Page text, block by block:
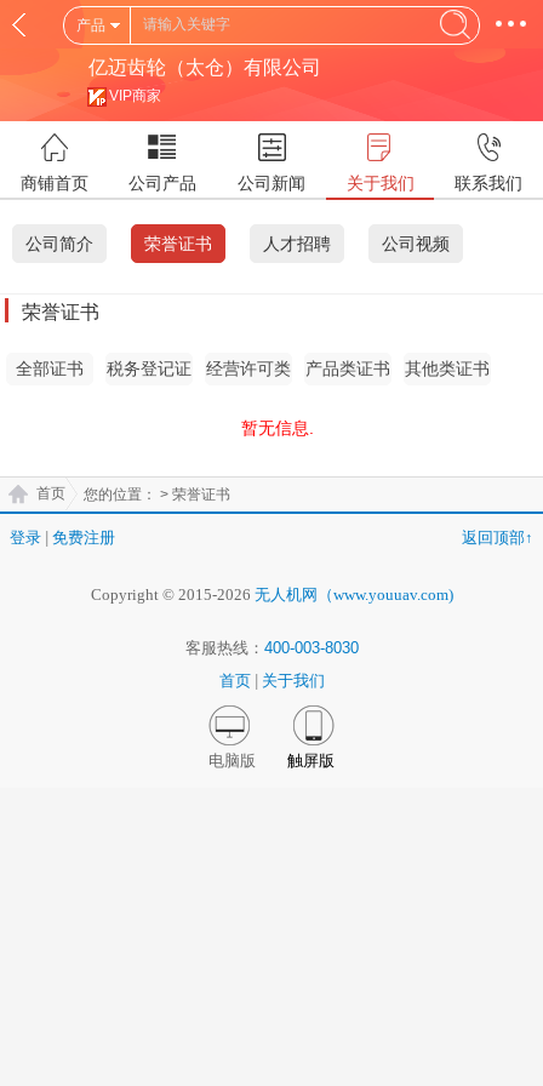
产品
亿迈齿轮（太仓）有限公司
VIP商家
商铺首页 公司产品 公司新闻 关于我们 联系我们
公司简介 荣誉证书 人才招聘 公司视频
荣誉证书
全部证书 税务登记证
经营许可类
产品类证书 其他类证书
暂无信息.
您的位置：
首页 > 荣誉证书
登录 免费注册 返回顶部↑
Copyright © 2015-2026 无人机网（www.youuav.com)
客服热线： 400-003-8030
首页
关于我们
电脑版 触屏版